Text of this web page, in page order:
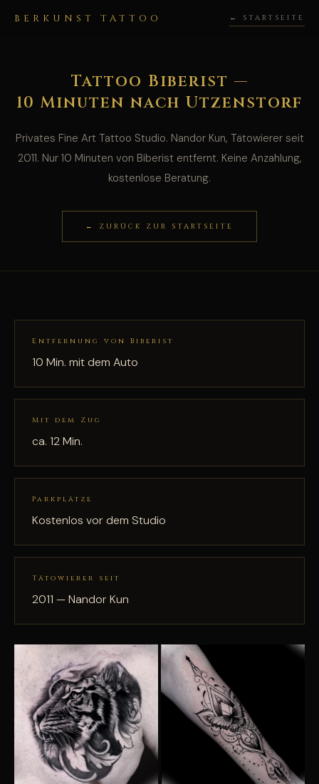
BERKUNST TATTOO ← STARTSEITE
Tattoo Biberist —
10 Minuten nach Utzenstorf
Privates Fine Art Tattoo Studio. Nandor Kun, Tätowierer seit
2011. Nur 10 Minuten von Biberist entfernt. Keine Anzahlung,
kostenlose Beratung.
← ZURÜCK ZUR STARTSEITE
Entfernung von Biberist
10 Min. mit dem Auto
Mit dem Zug
ca. 12 Min.
Parkplätze
Kostenlos vor dem Studio
Tätowierer seit
2011 — Nandor Kun